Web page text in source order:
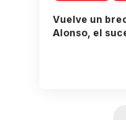
Vuelve un
Alonso, el